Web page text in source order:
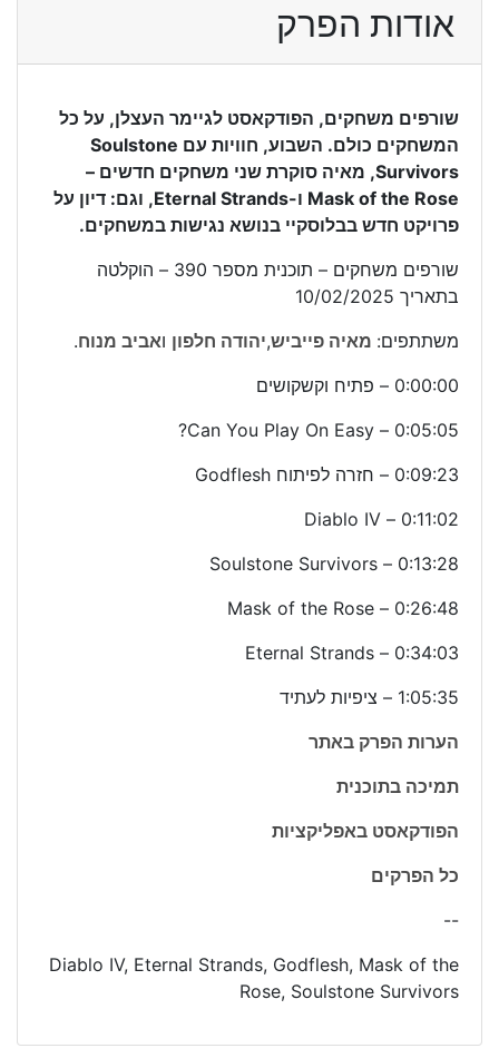
אודות הפרק
שורפים משחקים, הפודקאסט לגיימר העצלן, על כל
המשחקים כולם. השבוע, חוויות עם Soulstone
Survivors, מאיה סוקרת שני משחקים חדשים –
Mask of the Rose ו-Eternal Strands, וגם: דיון על
פרויקט חדש בבלוסקיי בנושא נגישות במשחקים.
שורפים משחקים – תוכנית מספר 390 – הוקלטה
בתאריך 10/02/2025
משתתפים: מאיה פייביש,יהודה חלפון ואביב מנוח.
0:00:00 – פתיח וקשקושים
0:05:05 – Can You Play On Easy?
0:09:23 – חזרה לפיתוח Godflesh
0:11:02 – Diablo IV
0:13:28 – Soulstone Survivors
0:26:48 – Mask of the Rose
0:34:03 – Eternal Strands
1:05:35 – ציפיות לעתיד
הערות הפרק באתר
תמיכה בתוכנית
הפודקאסט באפליקציות
כל הפרקים
--
Diablo IV, Eternal Strands, Godflesh, Mask of the
Rose, Soulstone Survivors